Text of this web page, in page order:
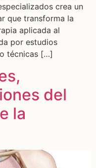
crea un
que transforma la
aplicada al
por estudios
técnicas […]
del
la